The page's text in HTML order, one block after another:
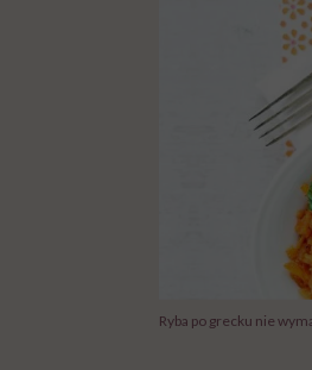
Ryba po grecku nie